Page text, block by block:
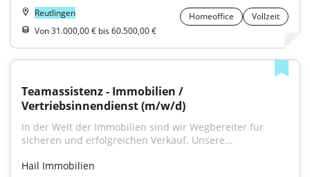
Reutlingen Homeoffice
Vollzeit
Von 31.000,00 € bis 60.500,00 €
Teamassistenz - Immobilien /
Vertriebsinnendienst (m/w/d)
In der Welt der Immobilien sind wir Wegbereiter für
sicheren und erfolgreichen Verkauf. Unsere...
Hail Immobilien